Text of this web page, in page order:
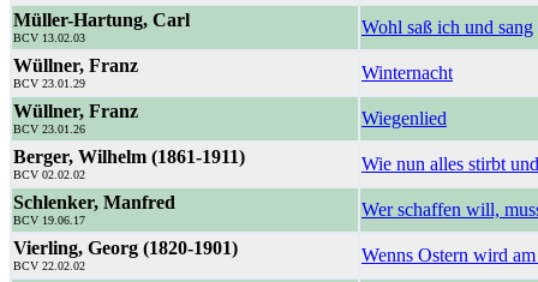
Müller-Hartung, Carl
BCV 13.02.03
Wohl saß ich und sang
Wüllner, Franz
BCV 23.01.29
Winternacht
Wüllner, Franz
BCV 23.01.26
Wiegenlied
Berger, Wilhelm (1861-1911)
BCV 02.02.02
Wie nun alles stirbt
Schlenker, Manfred
BCV 19.06.17
Wer schaffen will,
Vierling, Georg (1820-1901)
BCV 22.02.02
Wenns Ostern wird